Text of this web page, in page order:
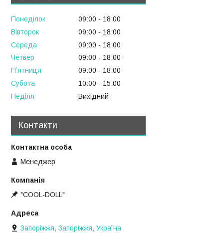
Понеділок 09:00
18:00
Вівторок
09:00
18:00
Середа
09:00
18:00
Четвер
09:00
18:00
Пʼятниця
09:00
18:00
Субота
10:00
15:00
Неділя
Вихідний
Контакти
Менеджер
"COOL-DOLL"
Запоріжжя, Запоріжжя, Україна